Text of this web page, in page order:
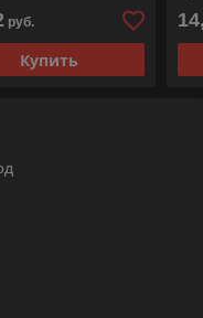
руб.
Купить